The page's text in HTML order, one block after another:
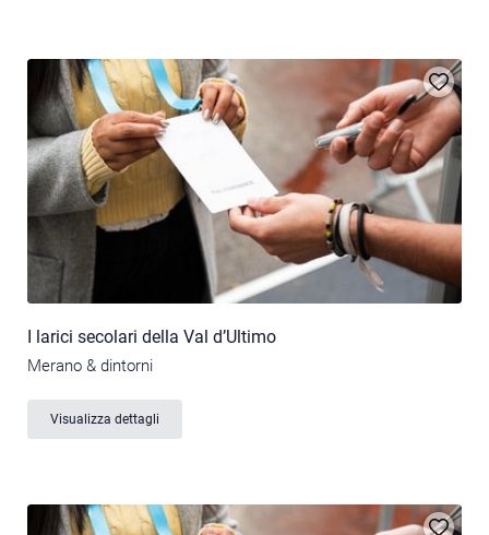
I larici secolari della Val d’Ultimo
Merano & dintorni
Visualizza dettagli